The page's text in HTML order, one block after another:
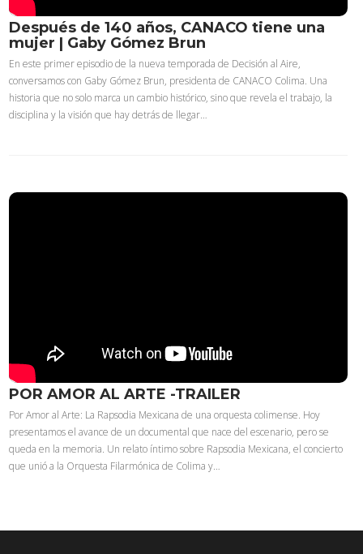
Después de 140 años, CANACO tiene una
mujer | Gaby Gómez Brun
En este primer episodio de la nueva temporada de Decisión al Aire,
conversamos con Gaby Gómez Brun, presidenta de CANACO Colima. Una
historia que no solo marca un cambio histórico, sino que revela el trabajo, la
disciplina y la visión que hay detrás de llegar…
POR AMOR AL ARTE -TRAILER
Por Amor al Arte: La Rapsodia Mexicana de una orquesta colimense. Hoy
presentamos el avance de un documental que nace del escenario, pero se
queda en la memoria. Un relato íntimo sobre Rapsodia Mexicana, el concierto
que unió a la Orquesta Filarmónica de Colima y…